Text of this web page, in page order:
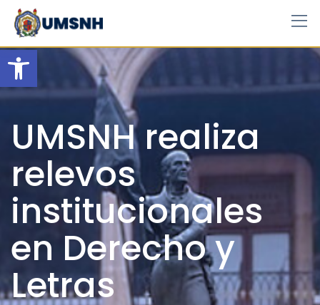
Open toolbar
Skip
content
UMSNH realiza
relevos
institucionales
en Derecho y
Letras